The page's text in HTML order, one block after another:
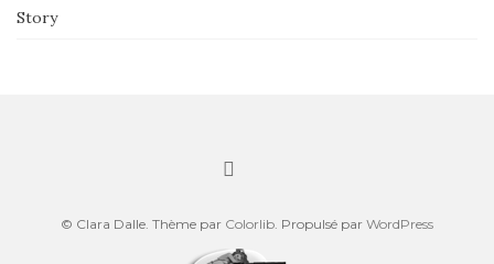
Story
© Clara Dalle. Thème par Colorlib . Propulsé par WordPress